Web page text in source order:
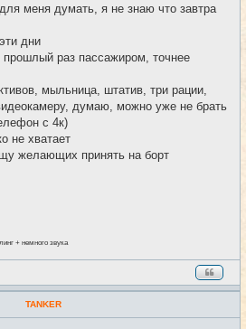
б
и
меня думать, я не знаю что завтра
дни
прошлый раз пассажиром, точнее
мыльница, штатив, три рации,
думаю, можно уже не брать
с 4к)
не хватает
желающих принять на борт
+ немного звука
TANKER